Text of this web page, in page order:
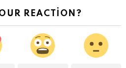
REACTION?